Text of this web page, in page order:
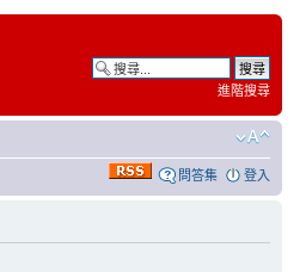
進階搜尋
問答集 登入